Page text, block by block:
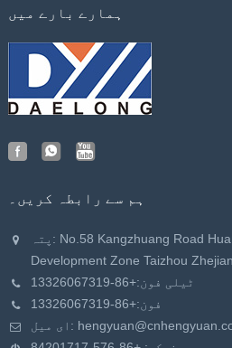
ہمارے بارے میں
ہم سے رابطہ کریں۔
پتہ: No.58 Kangzhuang Road Huangyan Economic
Development Zone Taizhou
ٹیلی فون:+86-13326067319
فون:+86-13326067319
ای میل: